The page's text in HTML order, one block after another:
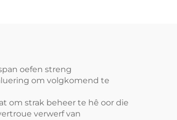
oefen streng
om volgkomend te
om strak beheer te hê oor die
verwerf van